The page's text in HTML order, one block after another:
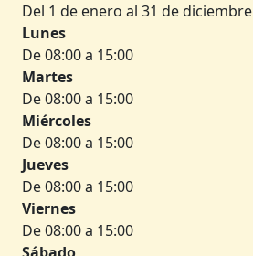
Del 1 de enero al 31 de diciembre
Lunes
De 08:00 a 15:00
Martes
De 08:00 a 15:00
Miércoles
De 08:00 a 15:00
Jueves
De 08:00 a 15:00
Viernes
De 08:00 a 15:00